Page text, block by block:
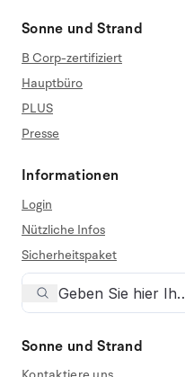
Sonne und Strand
B Corp-zertifiziert
Hauptbüro
PLUS
Presse
Informationen
Login
Nützliche Infos
Sicherheitspaket
Sonne und Strand